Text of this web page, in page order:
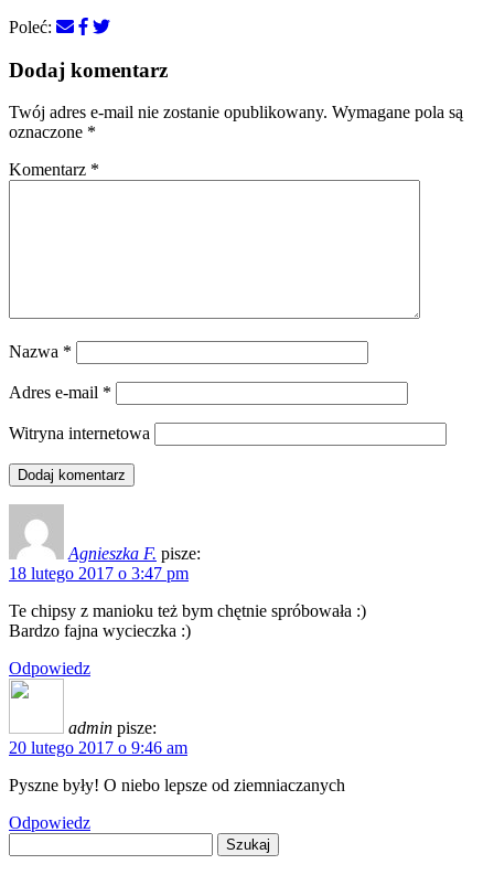
Poleć:
Dodaj komentarz
Twój adres e-mail nie zostanie opublikowany. Wymagane pola są
oznaczone *
Komentarz *
Nazwa *
Adres e-mail *
Witryna internetowa
Agnieszka F. pisze:
18 lutego 2017 o 3:47 pm
Te chipsy z manioku też bym chętnie spróbowała :)
Bardzo fajna wycieczka :)
Odpowiedz
admin pisze:
20 lutego 2017 o 9:46 am
Pyszne były! O niebo lepsze od ziemniaczanych
Odpowiedz